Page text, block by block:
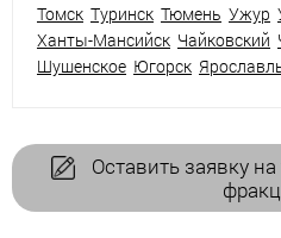
Томск Туринск Тюмень Ужур
Ханты-Мансийск Чайковский
Шушенское Югорск
Оставить заявку